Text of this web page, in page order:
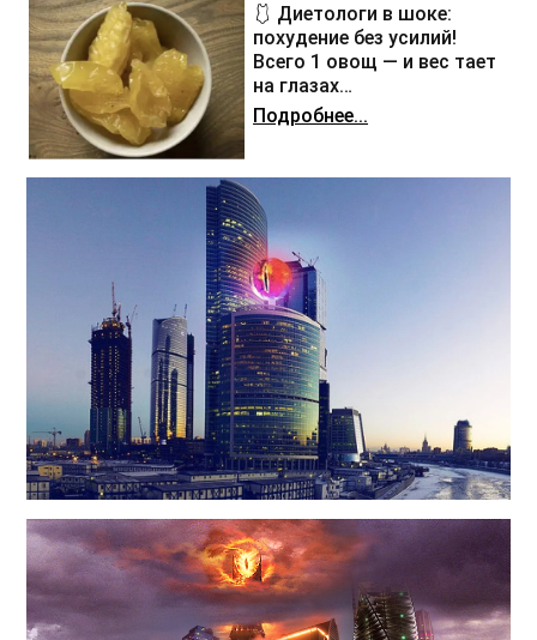
🩱 Диетологи в шоке:
похудение без усилий!
Всего 1 овощ — и вес тает
на глазах…
Подробнее...